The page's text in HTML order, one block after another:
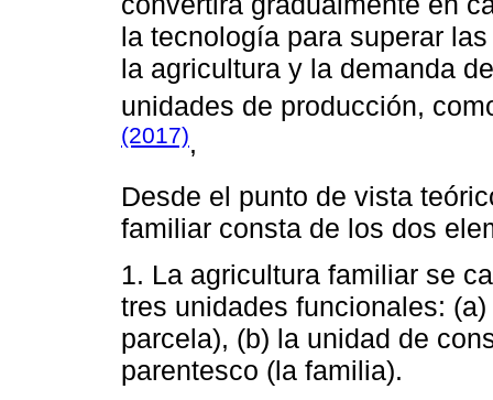
la tecnología para superar
la agricultura y la demanda
unidades de producción,
(2017),
Desde el punto de vista
familiar consta de los dos
1. La agricultura familiar se
tres unidades funcionales:
parcela), (b) la unidad de
parentesco (la familia).